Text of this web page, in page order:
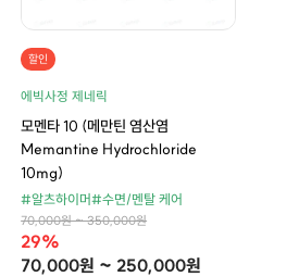
할인
에빅사정 제네릭
모멘타 10 (메만틴 염산염
Memantine Hydrochloride
10mg)
#알츠하이머#수면/멘탈 케어
70,000원 ~ 350,000원
29%
70,000원 ~ 250,000원